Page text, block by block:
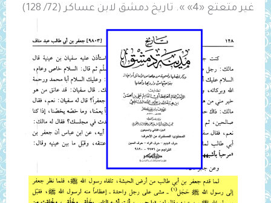
غير متعتع «4» ». تاريخ دمشق لابن عساكر (72/ 128)